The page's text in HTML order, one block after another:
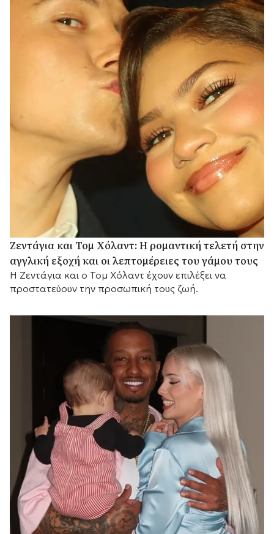
Ζεντάγια και Τομ Χόλαντ: Η ρομαντική τελετή στην
αγγλική εξοχή και οι λεπτομέρειες του γάμου τους
Η Ζεντάγια και ο Τομ Χόλαντ έχουν επιλέξει να
προστατεύουν την προσωπική τους ζωή.